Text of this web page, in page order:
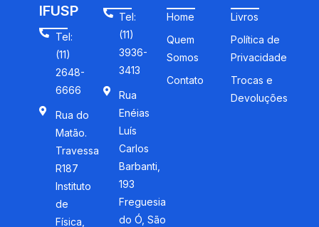
IFUSP
Tel:
(11)
2648-
6666
Rua do
Matão.
Travessa
R187
Instituto
de
Física,
Tel:
(11)
3936-
3413
Rua
Enéias
Luís
Carlos
Barbanti,
193
Freguesia
do Ó, São
Home
Quem
Somos
Contato
Livros
Política de
Privacidade
Trocas e
Devoluções